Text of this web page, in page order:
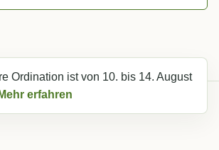
Ordination ist von 10. bis 14. August
Mehr erfahren